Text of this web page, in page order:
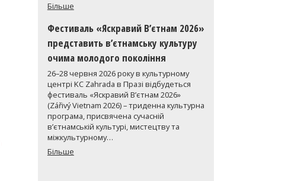
Більше
Фестиваль «Яскравий В’єтнам 2026»
представить в’єтнамську культуру
очима молодого покоління
26–28 червня 2026 року в культурному
центрі KC Zahrada в Празі відбудеться
фестиваль «Яскравий В’єтнам 2026»
(Zářivý Vietnam 2026) – триденна культурна
програма, присвячена сучасній
в’єтнамській культурі, мистецтву та
міжкультурному…
Більше